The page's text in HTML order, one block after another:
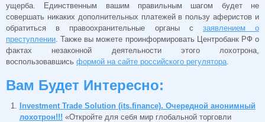
ущерба. Единственным вашим правильным шагом будет не
совершать никаких дополнительных платежей в пользу аферистов и
обратиться в правоохранительные органы с заявлением о
преступлении . Также вы можете проинформировать Центробанк РФ о
фактах незаконной деятельности этого лохотрона,
воспользовавшись формой на сайте российского регулятора
Вам Будет Интересно:
Investment Trade Solution (its.finance). Очередной анонимный
лохотрон!!! «​​Откройте для себя мир глобальной торговли